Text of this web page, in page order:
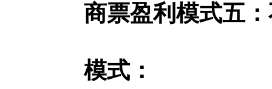
商票盈利模式五
模式：